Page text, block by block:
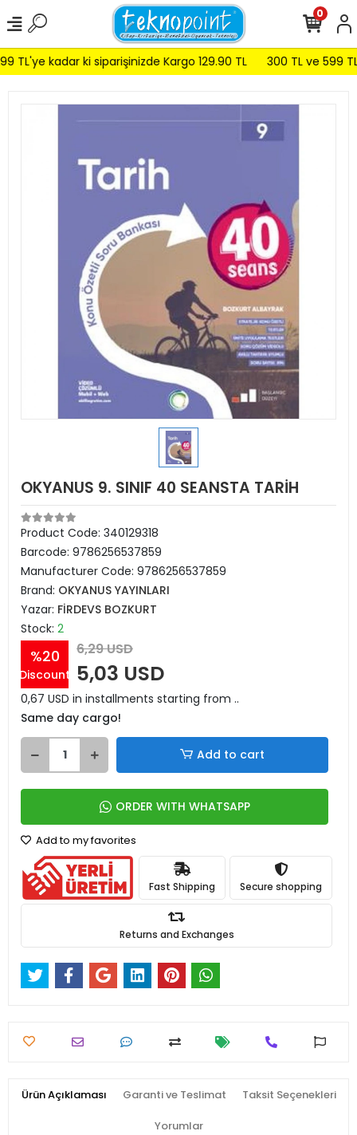
TL'ye kadar ki siparişinizde Kargo 129.90 TL 300 TL ve 599
0
OKYANUS 9. SINIF 40 SEANSTA TARİH
Product Code: 340129318
Barcode: 9786256537859
Manufacturer Code: 9786256537859
Brand: OKYANUS YAYINLARI
Yazar: FİRDEVS BOZKURT
Stock: 2
%20
Discount
6,29 USD
5,03 USD
0,67 USD in installments starting from ..
Same day cargo!
Add to cart
ORDER WITH WHATSAPP
Add to my favorites
Fast Shipping Secure shopping
Returns and Exchanges
Ürün Açıklaması Garanti ve Teslimat Taksit Seçenekleri
Yorumlar